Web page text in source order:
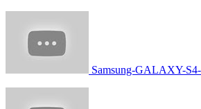
Samsung-GALAXY-